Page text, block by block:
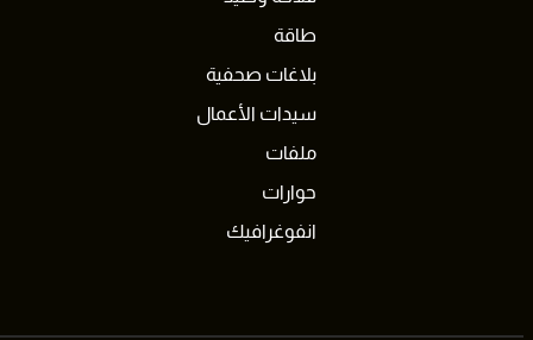
طاقة
بلاغات صحفية
سيدات الأعمال
ملفات
حوارات
انفوغرافيك